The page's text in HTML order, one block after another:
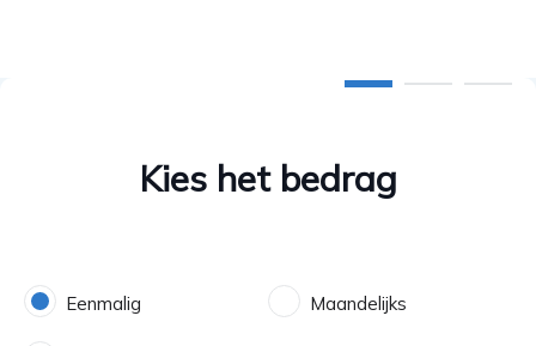
Step 1 of 3
Kies het bedrag
Eenmalig Maandelijks